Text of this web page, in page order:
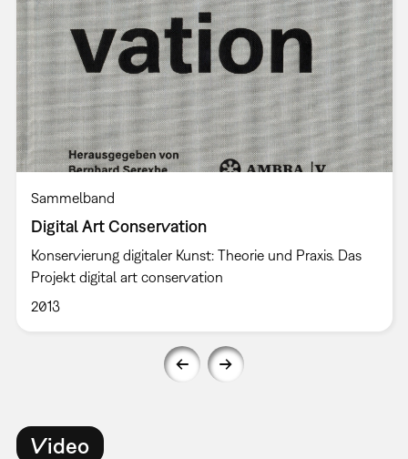
Sammelband
Digital Art Conservation
Konservierung digitaler Kunst: Theorie und Praxis. Das
Projekt digital art conservation
2013
Video